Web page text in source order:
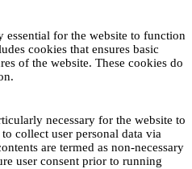
essential for the website to function
cookies that ensures basic
of the website. These cookies do
necessary for the website to
collect user personal data via
are termed as non-necessary
user consent prior to running